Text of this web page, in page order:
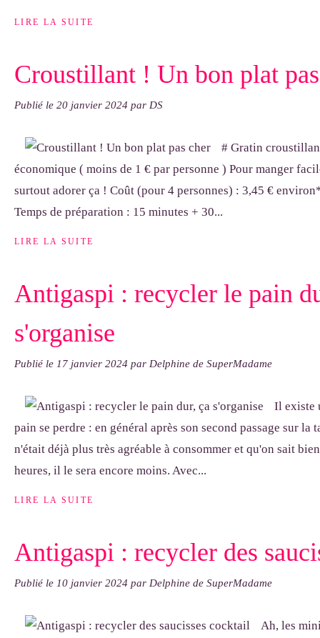
LIRE LA SUITE
Croustillant ! Un bon plat
Publié le 20 janvier 2024 par DS
# Gratin
économique ( moins de 1 € par personne ) Pour manger
surtout adorer ça ! Coût (pour 4 personnes) : 3,45 €
Temps de préparation : 15 minutes + 30...
LIRE LA SUITE
Antigaspi : recycler le pain
s'organise
Publié le 17 janvier 2024 par Delphine de SuperMadame
Il existe
pain se perdre : en général après son second passage sur la
n'était déjà plus très agréable à consommer et qu'on sait
heures, il le sera encore moins. Avec...
LIRE LA SUITE
Antigaspi : recycler des
Publié le 10 janvier 2024 par Delphine de SuperMadame
Ah, les